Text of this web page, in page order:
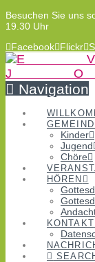
Besuchen Sie uns
19.30 Uhr
Facebook Flickr
Navigation
Kinder
Jugend
Chöre
HÖREN
KONTAKT